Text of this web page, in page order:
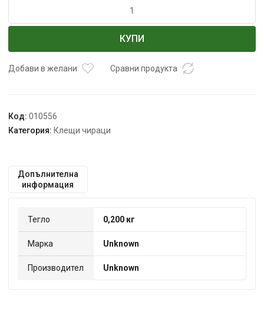
Клещи
форма
213114
КУПИ
Добави в желани Сравни продукта
Код: 010556
Категория: Клещи чираци
Допълнителна
информация
Тегло 0,200 кг
Марка Unknown
Производител Unknown